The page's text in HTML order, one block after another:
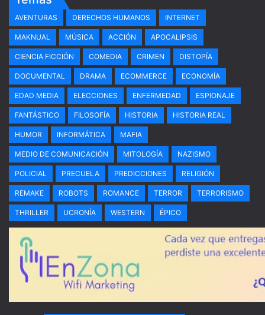
AVENTURAS DERECHOS HUMANOS INTERNET
MAKNUAL MÚSICA ACCIÓN APOCALIPSIS
CIENCIA FICCIÓN COMEDIA CRIMEN DISTOPÍA
DOCUMENTAL DRAMA ECOMMERCE ECONOMÍA
EDAD MEDIA ELECCIONES ENFERMEDAD ESPIONAJE
FANTÁSTICO FILOSOFÍA HISTORIA HISTORIA REAL
HUMOR INFORMÁTICA MAFIA
MEDIO DE COMUNICACIÓN MITOLOGÍA NAZISMO
POLICIAL PRECUELA PREDICCIONES RELIGIÓN
REMAKE ROBOTS ROMANCE TERROR TERRORISMO
THRILLER UCRONÍA WESTERN ÉPICO